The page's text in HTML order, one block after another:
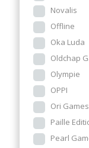
Novalis
Offline
Oka Luda
Oldchap
Olympie
OPPI
Ori Games
Paille
Pearl